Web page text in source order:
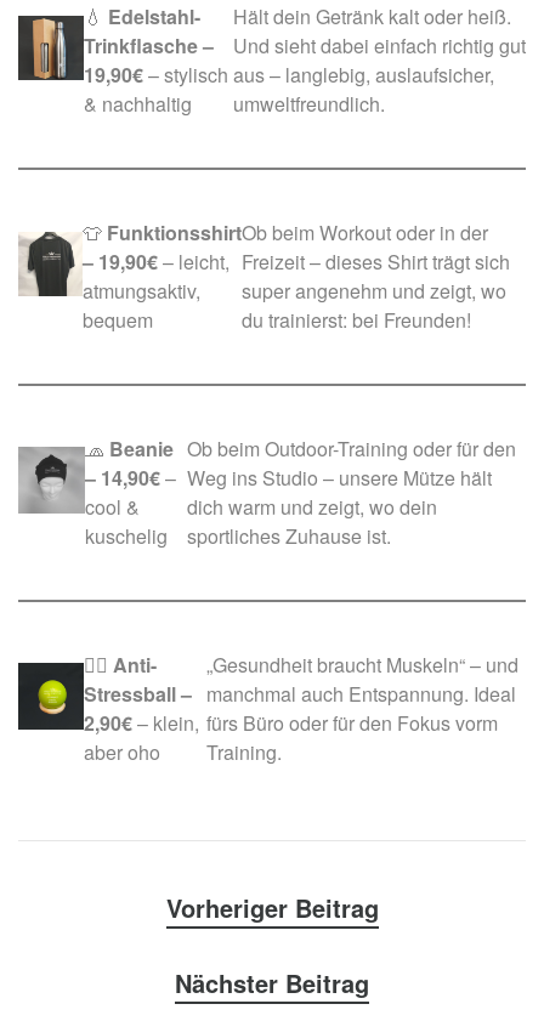
💧 Edelstahl-
Trinkflasche–
19,90€– stylisch
& nachhaltig
Hält dein Getränk kalt oder heiß.
Und sieht dabei einfach richtig gut
aus – langlebig, auslaufsicher,
umweltfreundlich.
👕 Funktionsshirt
– 19,90€– leicht,
atmungsaktiv,
bequem
Ob beim Workout oder in der
Freizeit – dieses Shirt trägt sich
super angenehm und zeigt, wo
du trainierst: bei Freunden!
🧢 Beanie
– 14,90€–
cool &
kuschelig
Ob beim Outdoor-Training oder für den
Weg ins Studio – unsere Mütze hält
dich warm und zeigt, wo dein
sportliches Zuhause ist.
🧘‍♂️ Anti-
Stressball –
2,90€– klein,
aber oho
„Gesundheit braucht Muskeln“ – und
manchmal auch Entspannung. Ideal
fürs Büro oder für den Fokus vorm
Training.
Vorheriger Beitrag
Nächster Beitrag